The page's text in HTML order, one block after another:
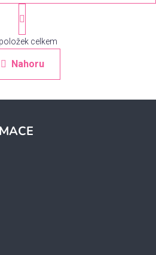
O
v
l
á
d
a
í
p
S
t
r
á
n
k
o
á
položek celkem
Nahoru